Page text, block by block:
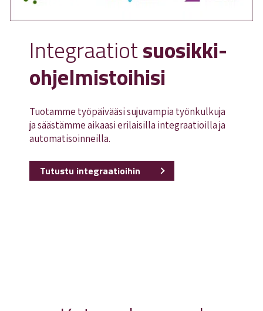
Integraatiotsuosikki-
ohjelmistoihisi
Tuotamme työpäivääsi sujuvampia työnkulkuja
ja säästämme aikaasi erilaisilla integraatioilla ja
automatisoinneilla.
Tutustu integraatioihin